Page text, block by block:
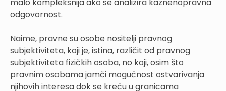
odgovornost.
Naime, pravne su osobe nositelji pravnog
subjektiviteta, koji je, istina, različit od pravnog
subjektiviteta fizičkih osoba, no koji, osim što
pravnim osobama jamči mogućnost ostvarivanja
njihovih interesa dok se kreću u granicama